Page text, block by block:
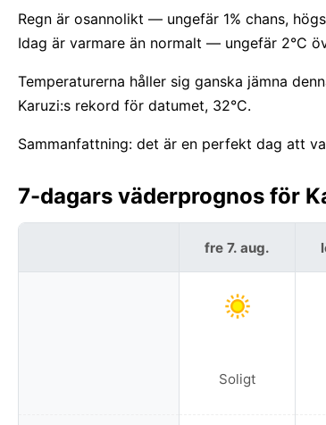
Regn är osannolikt — ungefär 1% chans,
Idag är varmare än normalt — ungefär 2°C
Temperaturerna håller sig ganska jämna
Karuzi:s rekord för datumet, 32°C.
Sammanfattning: det är en perfekt dag att
7-dagars väderprognos för
fre 7. aug.
Soligt